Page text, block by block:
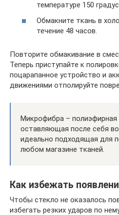
температуре 150
Обмакните ткань в
течение 48 часов.
Повторите обмакивание в
Теперь приступайте к
поцарапанное устройство и
движениями отполируйте
Микрофибра – полиэфирная
оставляющая после себя
идеально подходящая для
любом магазине тканей.
Как избежать
Чтобы стекло не оказалось
избегать резких ударов по